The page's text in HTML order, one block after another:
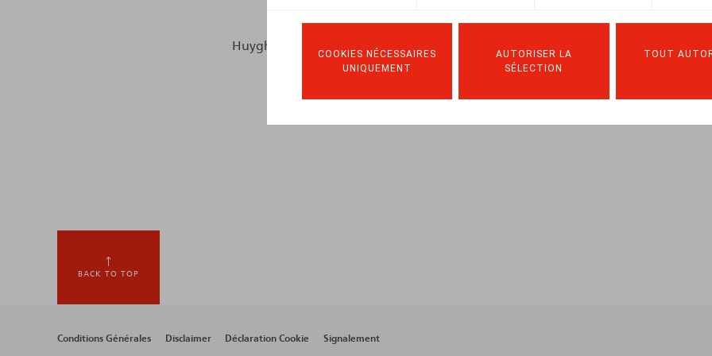
COOKIES NÉCESSAIRES
UNIQUEMENT
AUTORISER LA
SÉLECTION
TOUT
Huyghe, S., Platteau, L.-M., Nieuwsbrief Ontslag, 2021, nr. 5, pp. 1 - 8
BACK TO TOP
Footer
Conditions Générales Disclaimer Déclaration Cookie Signalement